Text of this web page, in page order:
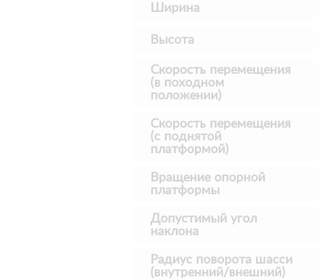
Ширина
Высота
Скорость перемещения
(в походном
положении)
Скорость перемещения
(с поднятой
платформой)
Вращение опорной
платформы
Допустимый угол
наклона
Радиус поворота шасси
(внутренний/внешний)